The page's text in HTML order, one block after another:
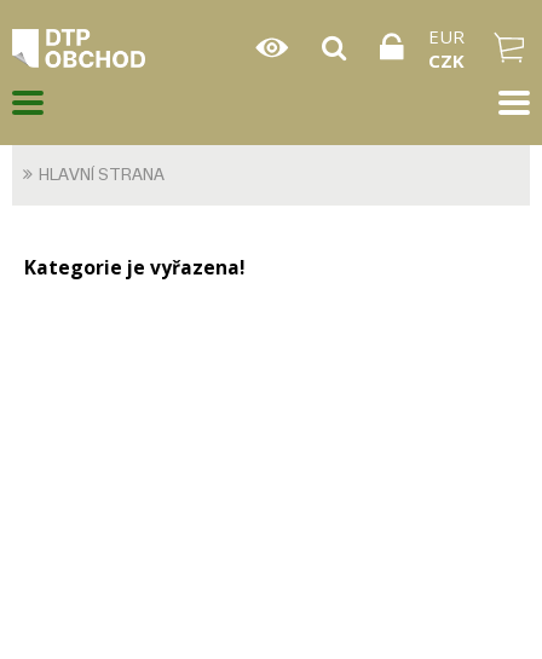
EUR
CZK
HLAVNÍ STRANA
Kategorie je vyřazena!